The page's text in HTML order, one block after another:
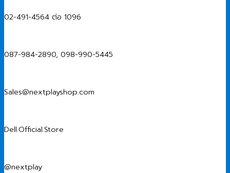
02-491-4564 ต่อ 1096
087-984-2890, 098-990-5445
Sales@nextplayshop.com
Dell.Official.Store
@nextplay